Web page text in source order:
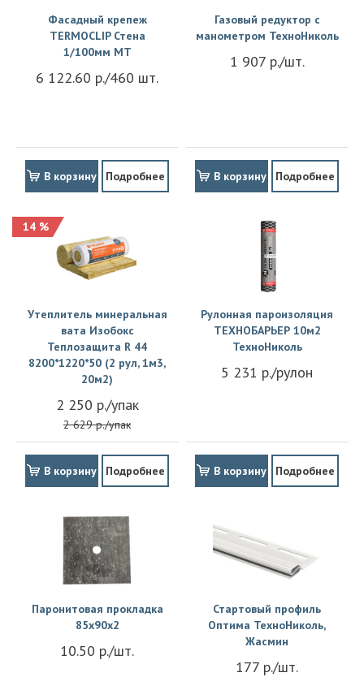
Фасадный крепеж
TERMOCLIP Стена
1/100мм MT
6 122.60 р./460 шт.
В корзину Подробнее
Газовый редуктор с
манометром ТехноНиколь
1 907 р./шт.
В корзину Подробнее
14 %
Утеплитель минеральная
вата Изобокс
Теплозащита R 44
8200*1220*50 (2 рул, 1м3,
20м2)
2 250 р./упак
2 629 р./упак
В корзину Подробнее
Рулонная пароизоляция
ТЕХНОБАРЬЕР 10м2
ТехноНиколь
5 231 р./рулон
В корзину Подробнее
Паронитовая прокладка
85x90x2
10.50 р./шт.
Стартовый профиль
Оптима ТехноНиколь,
Жасмин
177 р./шт.